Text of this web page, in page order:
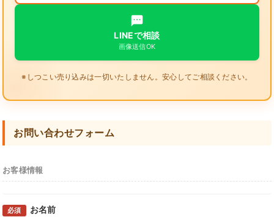
LINEで相談
画像送信OK
※しつこい売り込みは一切いたしません。安心してご相談ください。
お問い合わせフォーム
お客様情報
必須 お名前